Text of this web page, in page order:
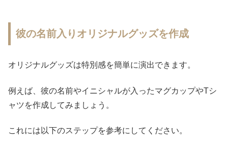
彼の名前入りオリジナルグッズを作成
オリジナルグッズは特別感を簡単に演出できます。
例えば、彼の名前やイニシャルが入ったマグカップやTシ
ャツを作成してみましょう。
これには以下のステップを参考にしてください。